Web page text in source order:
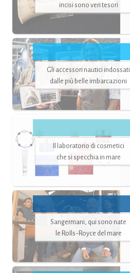
incisi sono veri tesori
Gli accessori nautici indossati
dalle più belle imbarcazioni
Il laboratorio di cosmetici
che si specchia in mare
Sangermani, qui sono nate
le Rolls-Royce del mare